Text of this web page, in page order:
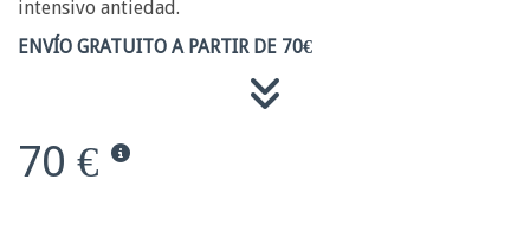
intensivo antiedad.
ENVÍO GRATUITO A PARTIR DE 70€
70 €